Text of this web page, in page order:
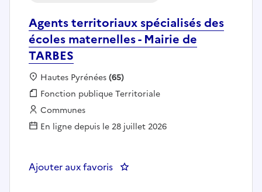
Agents territoriaux spécialisés des
écoles maternelles - Mairie de
TARBES
Localisation :
Hautes Pyrénées(65)
Fonction publique :
Fonction publique Territoriale
Employeur :
Communes
En ligne depuis le 28 juillet 2026
Ajouter aux favoris : Agents territoriaux spécialisés